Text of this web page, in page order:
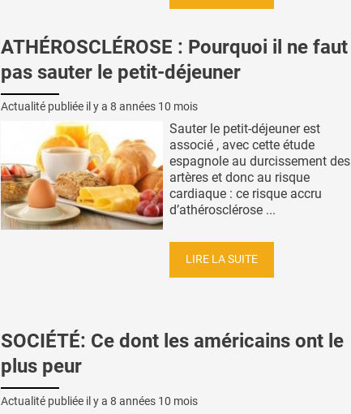
ATHÉROSCLÉROSE : Pourquoi il ne faut
pas sauter le petit-déjeuner
Actualité publiée il y a 8 années 10 mois
Sauter le petit-déjeuner est
associé , avec cette étude
espagnole au durcissement des
artères et donc au risque
cardiaque : ce risque accru
d’athérosclérose ...
LIRE LA SUITE
SOCIÉTÉ: Ce dont les américains ont le
plus peur
Actualité publiée il y a 8 années 10 mois